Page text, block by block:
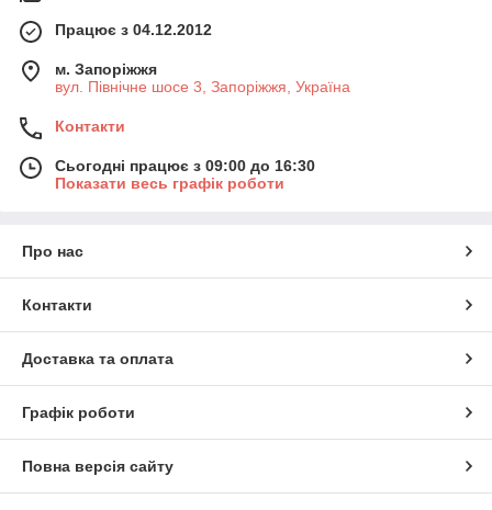
Працює з 04.12.2012
м. Запоріжжя
вул. Північне шосе 3, Запоріжжя, Україна
Контакти
Сьогодні працює з 09:00 до 16:30
Показати весь графік роботи
Про нас
Контакти
Доставка та оплата
Графік роботи
Повна версія сайту